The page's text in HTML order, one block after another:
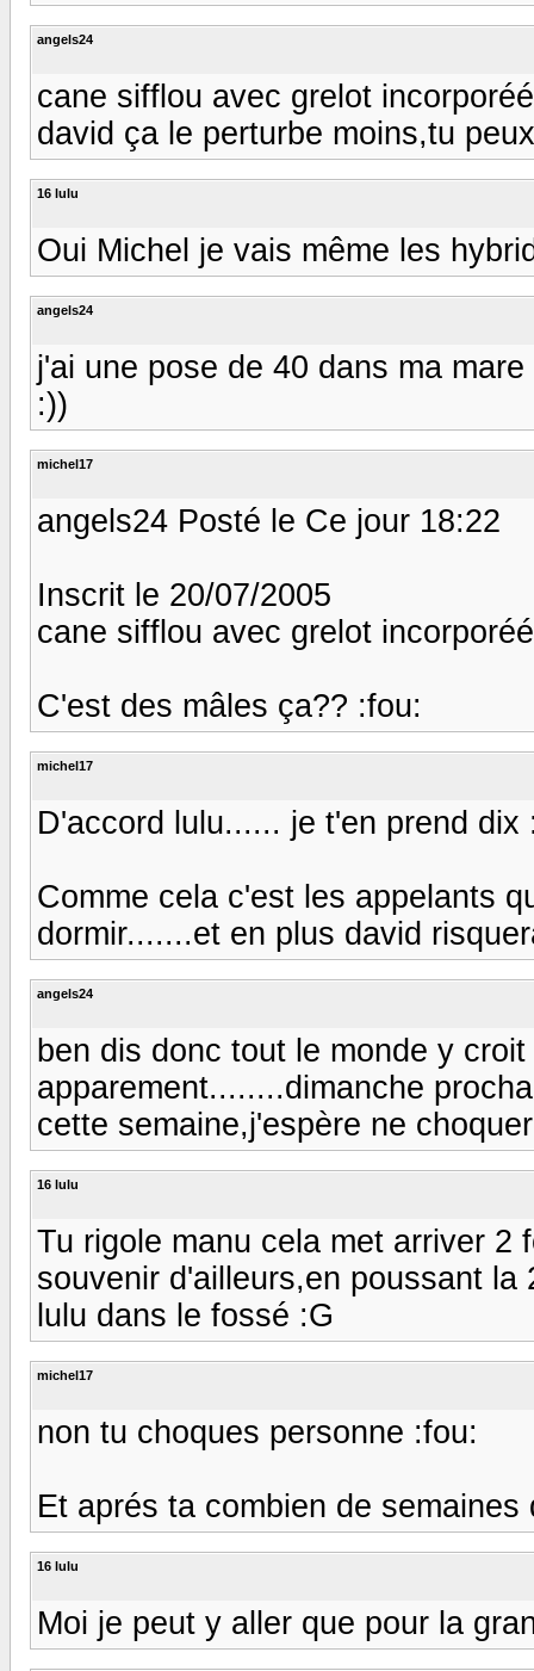
angels24
cane sifflou avec grelot
david ça le perturbe moins,tu
16 lulu
Oui Michel je vais même les
angels24
j'ai une pose de 40 dans ma
:))
michel17
angels24 Posté le Ce jour 18:22
Inscrit le 20/07/2005
cane sifflou avec grelot incorporéé
C'est des mâles ça?? :fou:
michel17
D'accord lulu...... je t'en prend dix
Comme cela c'est les appelants
dormir.......et en plus david
angels24
ben dis donc tout le monde y
apparement........dimanche
cette semaine,j'espère ne
16 lulu
Tu rigole manu cela met arriver 2
souvenir d'ailleurs,en poussant
lulu dans le fossé :G
michel17
non tu choques personne :fou:
Et aprés ta combien de semaines
16 lulu
Moi je peut y aller que pour la